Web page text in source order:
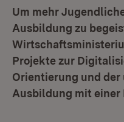
Um mehr
Ausbildung zu
Projekte zur
Orientierung und
Ausbildung mit einer